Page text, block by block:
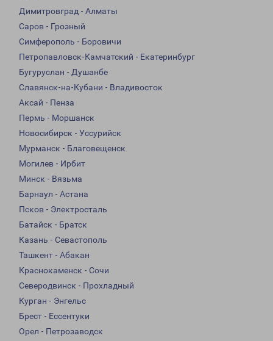
Димитровград - Алматы
Саров - Грозный
Симферополь - Боровичи
Петропавловск-Камчатский - Екатеринбург
Бугуруслан - Душанбе
Славянск-на-Кубани - Владивосток
Аксай - Пенза
Пермь - Моршанск
Новосибирск - Уссурийск
Мурманск - Благовещенск
Могилев - Ирбит
Минск - Вязьма
Барнаул - Астана
Псков - Электросталь
Батайск - Братск
Казань - Севастополь
Ташкент - Абакан
Краснокаменск - Сочи
Северодвинск - Прохладный
Курган - Энгельс
Брест - Ессентуки
Орел - Петрозаводск